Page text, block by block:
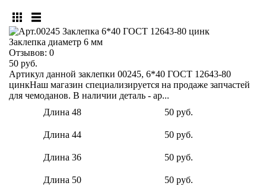
Заклепка диаметр 6 мм
Отзывов: 0
50 руб.
Артикул данной заклепки 00245, 6*40 ГОСТ 12643-80
цинкНаш магазин специализируется на продаже запчастей
для чемоданов. В наличии деталь - ар...
Длина 48
50 руб.
Длина 44 50 руб.
Длина 36 50 руб.
Длина 50 50 руб.